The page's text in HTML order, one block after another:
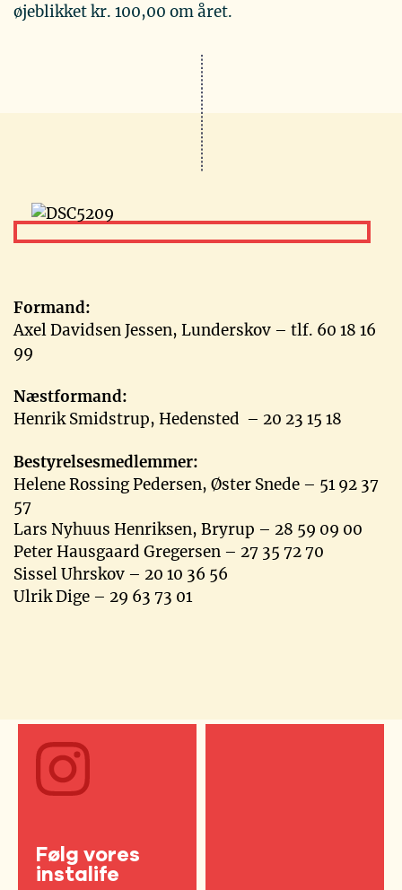
øjeblikket kr. 100,00 om året.
Formand:
Axel Davidsen Jessen, Lunderskov – tlf. 60 18 16
99
Næstformand:
Henrik Smidstrup, Hedensted – 20 23 15 18
Bestyrelsesmedlemmer:
Helene Rossing Pedersen, Øster Snede – 51 92 37
57
Lars Nyhuus Henriksen, Bryrup – 28 59 09 00
Peter Hausgaard Gregersen – 27 35 72 70
Sissel Uhrskov – 20 10 36 56
Ulrik Dige – 29 63 73 01
Følg vores
instalife